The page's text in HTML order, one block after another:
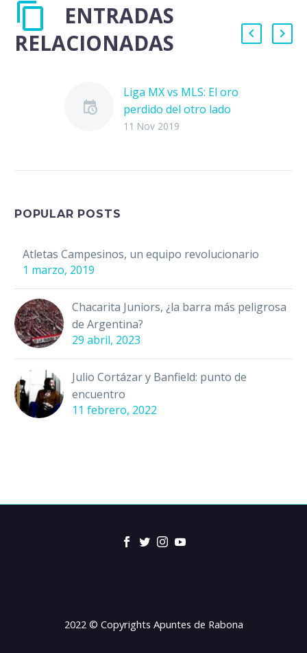
ENTRADAS
RELACIONADAS
Liga MX vs MLS: El oro
perdido del otro lado
del muro
11 Nov 2019
POPULAR POSTS
Atletas Campesinos, un equipo revolucionario
1 marzo, 2019
Chacarita Juniors, ¿la barra más peligrosa
de Argentina?
29 abril, 2023
Julio Cortázar y Banfield: punto de
encuentro
11 febrero, 2022
2022 © Copyrights Apuntes de Rabona